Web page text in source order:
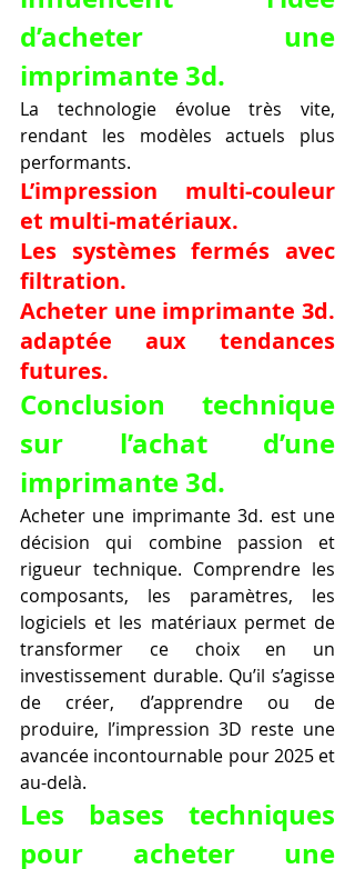
d’acheter une
imprimante 3d.
La technologie évolue très vite,
rendant les modèles actuels plus
performants.
L’impression multi-couleur
et multi-matériaux.
Les systèmes fermés avec
filtration.
Acheter une imprimante 3d.
adaptée aux tendances
futures.
Conclusion technique
sur l’achat d’une
imprimante 3d.
Acheter une imprimante 3d. est une
décision qui combine passion et
rigueur technique. Comprendre les
composants, les paramètres, les
logiciels et les matériaux permet de
transformer ce choix en un
investissement durable. Qu’il s’agisse
de créer, d’apprendre ou de
produire, l’impression 3D reste une
avancée incontournable pour 2025 et
au-delà.
Les bases techniques
pour acheter une